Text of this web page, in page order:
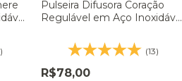
Pulseira Difusora Coração
Regulável em Aço Inoxidável
(13)
R$78,00